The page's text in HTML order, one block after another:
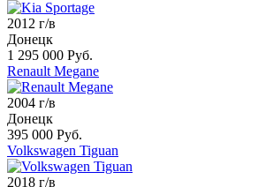
2012 г/в
Донецк
1 295 000 Руб.
Renault Megane
2004 г/в
Донецк
395 000 Руб.
Volkswagen Tiguan
2018 г/в